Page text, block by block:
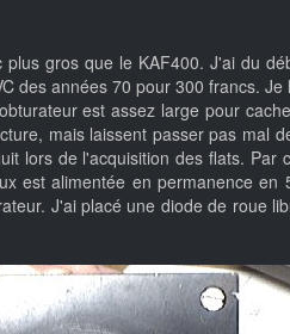
gros que le KAF400. J'ai du
années 70 pour 300 francs.
est assez large pour
mais laissent passer pas mal
lors de l'acquisition des flats. Par
alimentée en permanence
J'ai placé une diode de roue